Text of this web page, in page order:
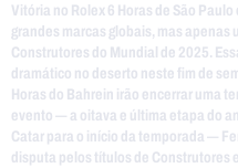
Vitória no Rolex 6 Horas de São
grandes marcas globais, mas apenas
Construtores do Mundial de 2025.
dramático no deserto neste fim de
Horas do Bahrein irão encerrar uma
evento — a oitava e última etapa do
Catar para o início da temporada —
disputa pelos títulos de Construtores